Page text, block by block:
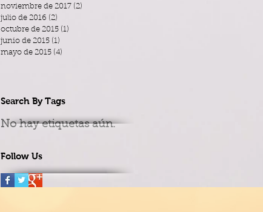
noviembre de 2017 (2)
julio de 2016 (2)
octubre de 2015 (1)
junio de 2015 (1)
mayo de 2015 (4)
Search By Tags
No hay etiquetas aún.
Follow Us